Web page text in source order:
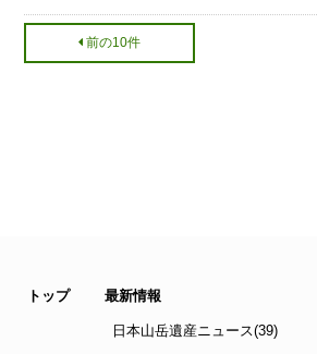
前の10件
トップ 最新情報
日本山岳遺産ニュース(39)